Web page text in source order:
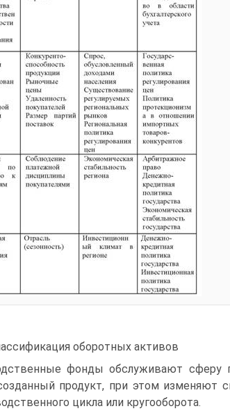
оборотных активов
фонды обслуживают сферу
продукт, при этом изменяют
цикла или кругооборота.